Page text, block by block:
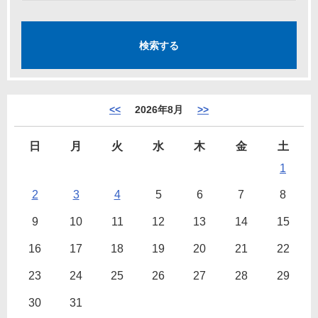
<< 2026年8月 >>
日 月 火 水 木 金
土
1
2 3 4 5 6 7 8
9 10 11 12 13 14 15
16 17 18 19 20 21 22
23 24 25 26 27 28 29
30 31